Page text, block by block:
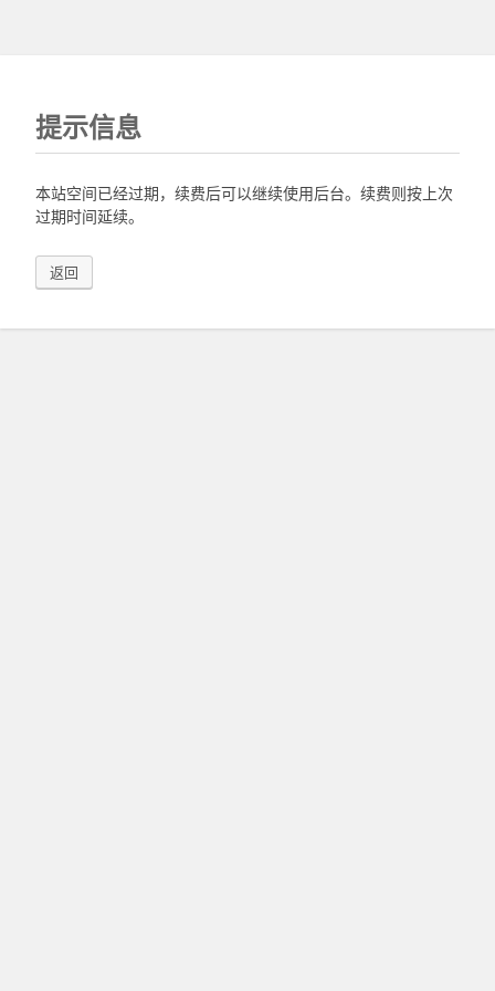
提示信息
本站空间已经过期，续费后可以继续使用后台。续费则按上次
过期时间延续。
返回